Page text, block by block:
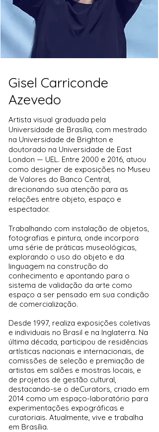
Gisel Carriconde
Azevedo
Artista visual graduada pela
Universidade de Brasília, com mestrado
na Universidade de Brighton e
doutorado na Universidade de East
London — UEL. Entre 2000 e 2016, atuou
como designer de exposições no Museu
de Valores do Banco Central,
direcionando sua atenção para as
relações entre objeto, espaço e
espectador.
Trabalhando com instalação de objetos,
fotografias e pintura, onde incorpora
uma série de práticas museológicas,
explorando o uso do objeto e da
linguagem na construção do
conhecimento e apontando para o
sistema de validação da arte como
espaço a ser pensado em sua condição
de comercialização.
Desde 1997, realiza exposições coletivas
e individuais no Brasil e na Inglaterra. Na
última década, participou de residências
artísticas nacionais e internacionais, de
comissões de seleção e premiação de
artistas em salões e mostras locais, e
de projetos de gestão cultural,
destacando-se o deCurators, criado em
2014 como um espaço-laboratório para
experimentações expográficas e
curatoriais. Atualmente, vive e trabalha
em Brasília.